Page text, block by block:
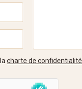
charte de confidentialité